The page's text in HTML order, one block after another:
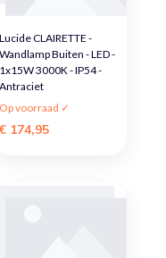
Lucide CLAIRETTE -
Wandlamp Buiten - LED -
1x15W 3000K - IP54 -
Antraciet
Op voorraad ✓
174,95